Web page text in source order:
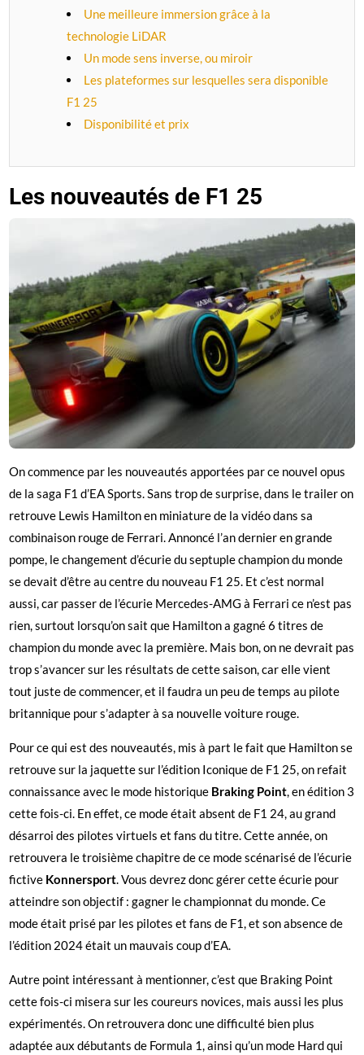
Une meilleure immersion grâce à la
technologie LiDAR
Un mode sens inverse, ou miroir
Les plateformes sur lesquelles sera disponible
F1 25
Disponibilité et prix
Les nouveautés de F1 25
On commence par les nouveautés apportées par ce nouvel opus
de la saga F1 d’EA Sports. Sans trop de surprise, dans le trailer on
retrouve Lewis Hamilton en miniature de la vidéo dans sa
combinaison rouge de Ferrari. Annoncé l’an dernier en grande
pompe, le changement d’écurie du septuple champion du monde
se devait d’être au centre du nouveau F1 25. Et c’est normal
aussi, car passer de l’écurie Mercedes-AMG à Ferrari ce n’est pas
rien, surtout lorsqu’on sait que Hamilton a gagné 6 titres de
champion du monde avec la première. Mais bon, on ne devrait pas
trop s’avancer sur les résultats de cette saison, car elle vient
tout juste de commencer, et il faudra un peu de temps au pilote
britannique pour s’adapter à sa nouvelle voiture rouge.
Pour ce qui est des nouveautés, mis à part le fait que Hamilton se
retrouve sur la jaquette sur l’édition Iconique de F1 25, on refait
connaissance avec le mode historique Braking Point, en édition 3
cette fois-ci. En effet, ce mode était absent de F1 24, au grand
désarroi des pilotes virtuels et fans du titre. Cette année, on
retrouvera le troisième chapitre de ce mode scénarisé de l’écurie
fictive Konnersport. Vous devrez donc gérer cette écurie pour
atteindre son objectif : gagner le championnat du monde. Ce
mode était prisé par les pilotes et fans de F1, et son absence de
l’édition 2024 était un mauvais coup d’EA.
Autre point intéressant à mentionner, c’est que Braking Point
cette fois-ci misera sur les coureurs novices, mais aussi les plus
expérimentés. On retrouvera donc une difficulté bien plus
adaptée aux débutants de Formula 1, ainsi qu’un mode Hard qui